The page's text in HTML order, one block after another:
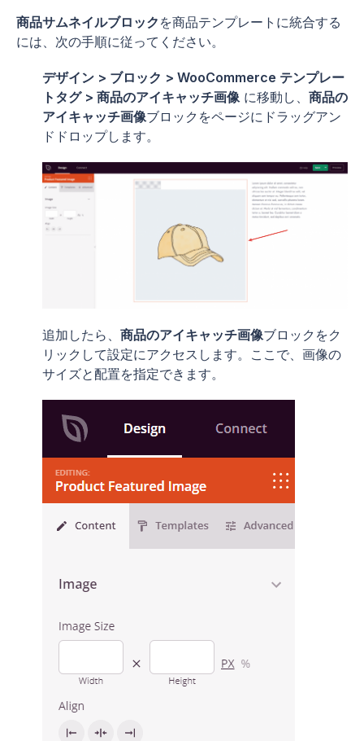
商品サムネイルブロック を商品テンプレートに統合する
には、次の手順に従ってください。
デザイン > ブロック > WooCommerce テンプレー
トタグ > 商品のアイキャッチ画像に移動し、 商品の
アイキャッチ画像ブロックをページにドラッグアン
ドドロップします。
追加したら、 商品のアイキャッチ画像ブロックをク
リックして設定にアクセスします。ここで、画像の
サイズと配置を指定できます。